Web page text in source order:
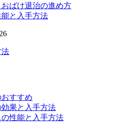
ばけ退治の進め方
と入手方法
法
すすめ
果と入手方法
性能と入手方法